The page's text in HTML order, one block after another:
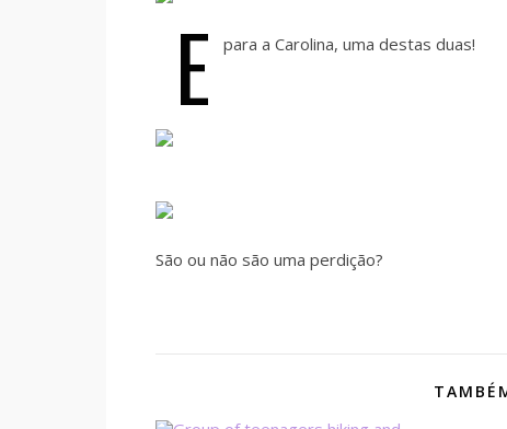
E para a Carolina, uma destas duas!
São ou não são uma perdição?